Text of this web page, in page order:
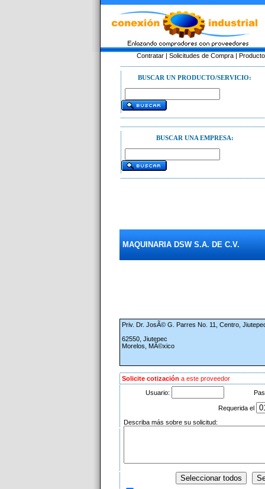
Contratar| Solicitudes de Compra|
BUSCAR UN PRODUCTO/SERVICIO:
BUSCAR UNA EMPRESA:
MAQUINARIA DSW S.A. DE C.V.
Priv. Dr. JosÃ© G. Parres No. 11, Centro,
62550, Jiutepec
Morelos, MÃ©xico
Solicite cotización a este proveedor
Usuario:
Requerida el
Describa más sobre su solicitud: